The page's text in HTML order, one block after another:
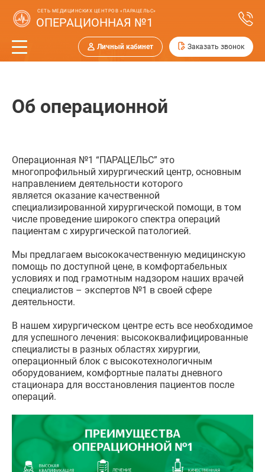
СЕТЬ МЕДИЦИНСКИХ ЦЕНТРОВ «ПАРАЦЕЛЬС»
ОПЕРАЦИОННАЯ №1
Личный кабинет Заказать звонок
Об операционной
Операционная №1 “ПАРАЦЕЛЬС” это
многопрофильный хирургический центр, основным
направлением деятельности которого
является оказание качественной
специализированной хирургической помощи, в том
числе проведение широкого спектра операций
пациентам с хирургической патологией.
Мы предлагаем высококачественную медицинскую
помощь по доступной цене, в комфортабельных
условиях и под грамотным надзором наших врачей
специалистов – экспертов №1 в своей сфере
деятельности.
В нашем хирургическом центре есть все необходимое
для успешного лечения: высококвалифицированные
специалисты в разных областях хирургии,
операционный блок с высокотехнологичным
оборудованием, комфортные палаты дневного
стационара для восстановления пациентов после
операций.